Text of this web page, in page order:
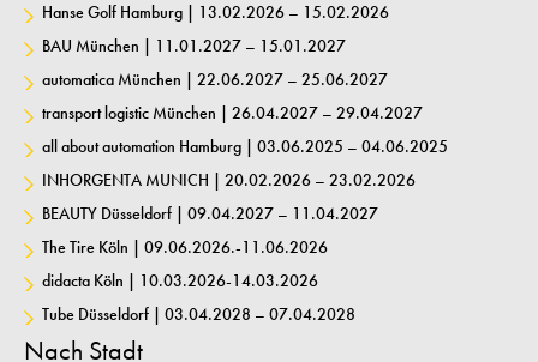
Hanse Golf Hamburg | 13.02.2026 – 15.02.2026
BAU München | 11.01.2027 – 15.01.2027
automatica München | 22.06.2027 – 25.06.2027
transport logistic München | 26.04.2027 – 29.04.2027
all about automation Hamburg | 03.06.2025 – 04.06.2025
INHORGENTA MUNICH | 20.02.2026 – 23.02.2026
BEAUTY Düsseldorf | 09.04.2027 – 11.04.2027
The Tire Köln | 09.06.2026.-11.06.2026
didacta Köln | 10.03.2026-14.03.2026
Tube Düsseldorf | 03.04.2028 – 07.04.2028
Nach Stadt